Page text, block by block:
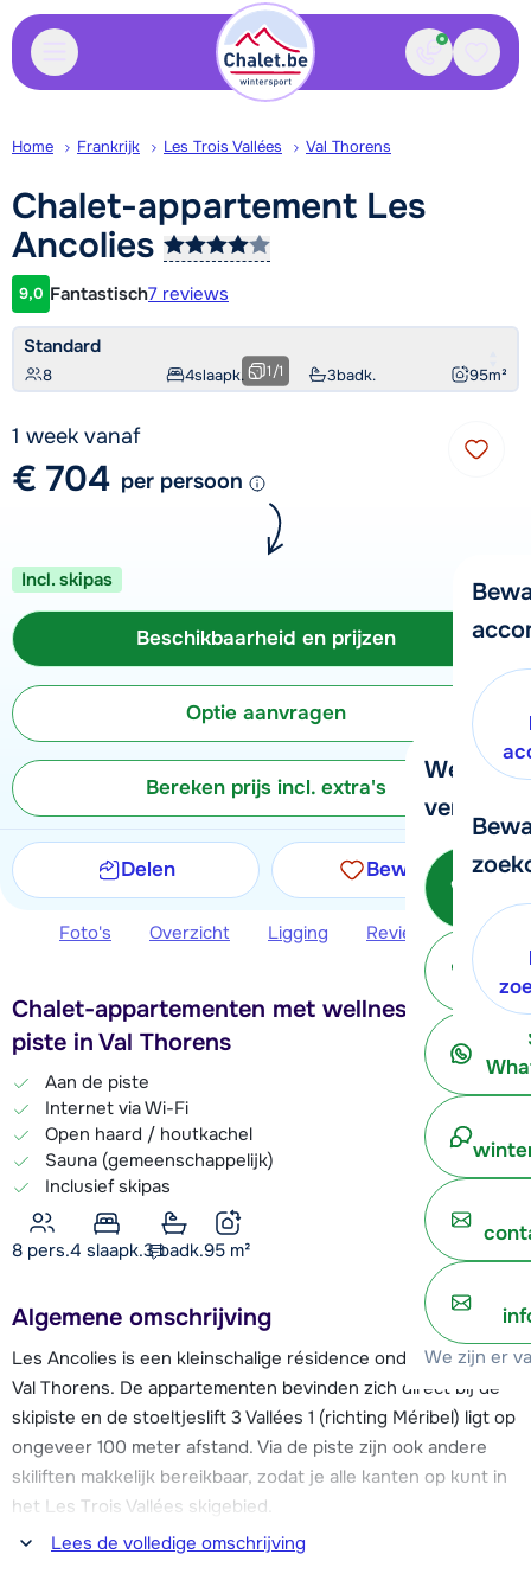
Contact
We
verder!
We zijn er
Home Frankrijk Les Trois Vallées Val Thorens
Chalet-appartement Les
Ancolies
Klantwaardering
9,0 Fantastisch7 reviews
Standard
8 4slaapk. 3badk. 95m²
1/1
1 week vanaf
€ 704 per persoon
Incl. skipas
Beschikbaarheid en prijzen
Optie aanvragen
Bereken prijs incl. extra's
Delen Bewaren
Foto's Overzicht Ligging Reviews
Chalet-appartementen met wellness bij de
piste in Val Thorens
Aan de piste
Internet via Wi-Fi
Open haard / houtkachel
Sauna (gemeenschappelijk)
Inclusief skipas
8 pers.4 slaapk.3 badk.95 m²
Algemene omschrijving
Les Ancolies is een kleinschalige résidence onderin het dorp
Val Thorens. De appartementen bevinden zich direct bij de
skipiste en de stoeltjeslift 3 Vallées 1 (richting Méribel) ligt op
ongeveer 100 meter afstand. Via de piste zijn ook andere
skiliften makkelijk bereikbaar, zodat je alle kanten op kunt in
het Les Trois Vallées skigebied.
Lees de volledige omschrijving